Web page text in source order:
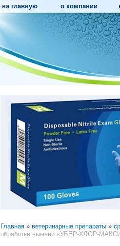
на главную о компании
Главная » ветеринарные препараты »
обработки вымени «УБЕР-ХЛОР-